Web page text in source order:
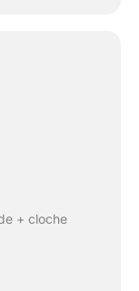
+ cloche